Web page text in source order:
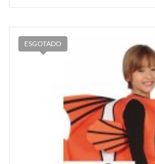
ESGOTADO